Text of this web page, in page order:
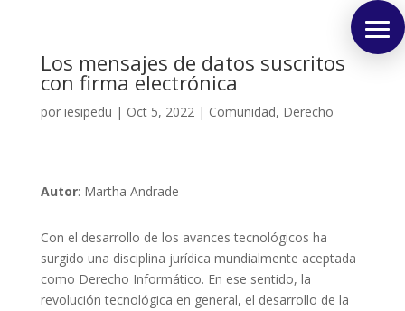
Los mensajes de datos suscritos
con firma electrónica
por iesipedu | Oct 5, 2022| Comunidad, Derecho
Autor: Martha Andrade
Con el desarrollo de los avances tecnológicos ha
surgido una disciplina jurídica mundialmente aceptada
como Derecho Informático. En ese sentido, la
revolución tecnológica en general, el desarrollo de la